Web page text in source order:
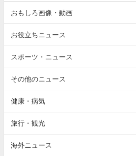
おもしろ画像・動画
お役立ちニュース
スポーツ・ニュース
その他のニュース
健康・病気
旅行・観光
海外ニュース